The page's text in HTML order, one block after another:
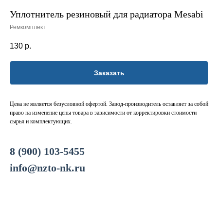
Уплотнитель резиновый для радиатора Mesabi
Ремкомплект
130 р.
Заказать
Цена не является безусловной офертой. Завод-производитель оставляет за собой
право на изменение цены товара в зависимости от корректировки стоимости
сырья и комплектующих.
8 (900) 103-5455
info@nzto-nk.ru